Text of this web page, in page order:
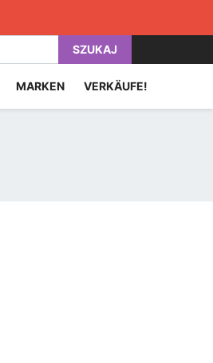
SZUKAJ
MARKEN VERKÄUFE!